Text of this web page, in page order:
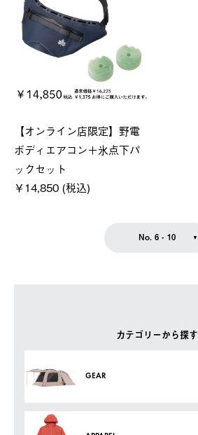
カテゴリーから探す
GEAR
【オンライン店限定】野電
ボディエアコン＋氷点下パ
ックセット
￥14,850 (税込)
No. 6 - 10